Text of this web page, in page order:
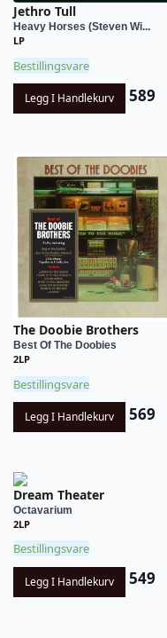
Jethro Tull
Heavy Horses (Steven Wi...
LP
Bestillingsvare
Legg I Handlekurv 589
The Doobie Brothers
Best Of The Doobies
2LP
Bestillingsvare
Legg I Handlekurv 569
Dream Theater
Octavarium
2LP
Bestillingsvare
Legg I Handlekurv 549